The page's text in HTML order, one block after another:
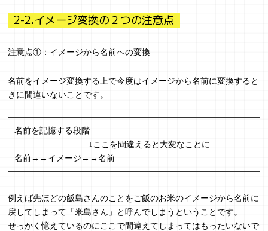
2-2.イメージ変換の２つの注意点
注意点①：イメージから名前への変換
名前をイメージ変換する上で今度はイメージから名前に変換すると
きに間違いないことです。
名前を記憶する段階
↓ここを間違えると大変なことに
名前→→イメージ→→名前
例えば先ほどの飯島さんのことをご飯のお米のイメージから名前に
戻してしまって「米島さん」と呼んでしまうということです。
せっかく憶えているのにここで間違えてしまってはもったいないで